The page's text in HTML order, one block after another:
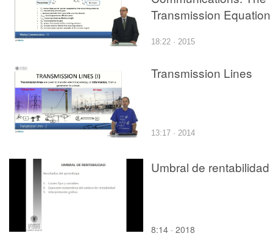
Transmission Equation
18:22 · 2015
Transmission Lines
13:17 · 2014
Umbral de rentabilidad
8:14 · 2018